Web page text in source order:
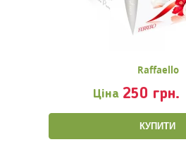
Raffaello
Ціна 250 грн.
КУПИТИ